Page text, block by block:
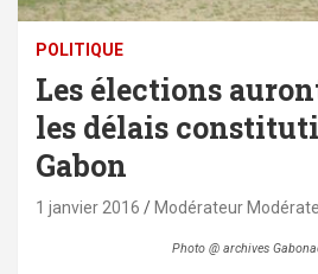
POLITIQUE
Les élections
les délais
Gabon
1 janvier 2016 Modérateur
Photo @ archives